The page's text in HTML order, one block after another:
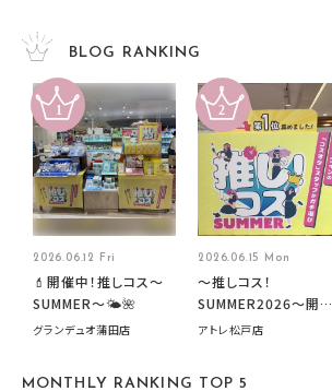
BLOG RANKING
2026.06.12 Fri
💄開催中！推しコス〜
SUMMER〜🌤️🌺
グランデュオ蒲田店
2026.06.15 Mon
～推しコス！
SUMMER2026～開催
中です！
アトレ松戸店
MONTHLY RANKING TOP 5